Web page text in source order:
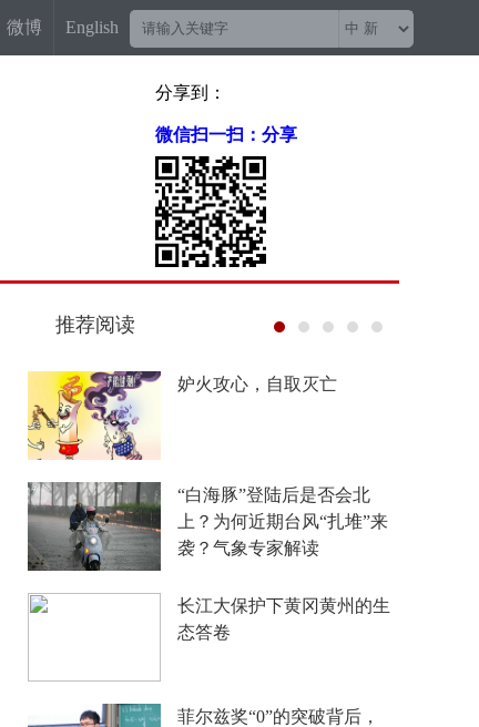
微博 English
分享到：
微信扫一扫：分享
推荐阅读
妒火攻心，自取灭亡
“白海豚”登陆后是否会北
上？为何近期台风“扎堆”来
袭？气象专家解读
长江大保护下黄冈黄州的生
态答卷
菲尔兹奖“0”的突破背后，